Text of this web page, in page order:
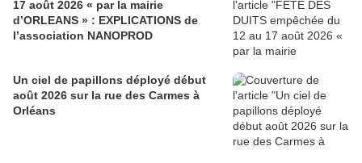
17 août 2026 « par la mairie
d’ORLEANS » : EXPLICATIONS de
l’association NANOPROD
Un ciel de papillons déployé début
août 2026 sur la rue des Carmes à
Orléans